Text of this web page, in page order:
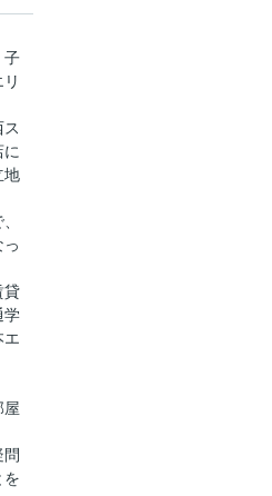
子
地
貸
学
エ
屋
を